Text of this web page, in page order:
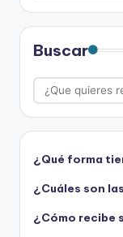
Buscar
¿Qué forma
¿Cuáles son
¿Cómo recibe